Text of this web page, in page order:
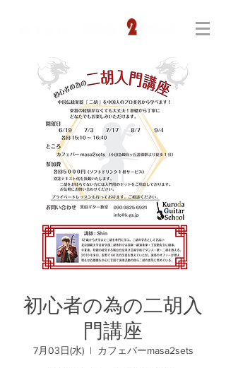
初心者の為の二胡入
門講座
7月03日(水)
  |
カフェバーmasa2sets